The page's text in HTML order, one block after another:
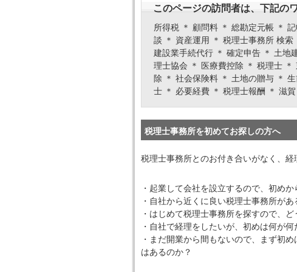
このページの訪問者は、下記の
所得税 ＊ 顧問料 ＊ 総勘定元帳 ＊
談 ＊ 資産運用 ＊ 税理士事務所 検
建設業手続代行 ＊ 確定申告 ＊ 土地
理士協会 ＊ 医療費控除 ＊ 税理士
除 ＊ 社会保険料 ＊ 土地の贈与 ＊
士 ＊ 必要経費 ＊ 税理士報酬 ＊ 滋賀
税理士事務所を初めてお探しの方へ
税理士事務所とのお付き合いがなく、
・起業して会社を設立するので、初め
・自社から近くに良い税理士事務所があ
・はじめて税理士事務所を探すので、
・自社で経理をしたいが、初めは何が
・まだ開業から間もないので、まず初
はあるのか？